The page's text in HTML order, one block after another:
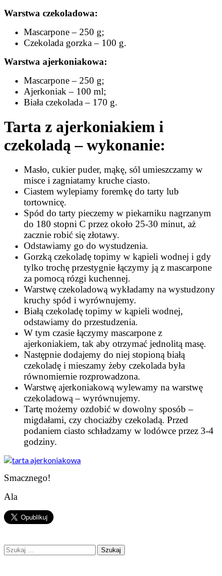
Warstwa czekoladowa:
Mascarpone – 250 g;
Czekolada gorzka – 100 g.
Warstwa ajerkoniakowa:
Mascarpone – 250 g;
Ajerkoniak – 100 ml;
Biała czekolada – 170 g.
Tarta z ajerkoniakiem i
czekoladą – wykonanie:
Masło, cukier puder, mąkę, sól umieszczamy w
misce i zagniatamy kruche ciasto.
Ciastem wylepiamy foremkę do tarty lub
tortownicę.
Spód do tarty pieczemy w piekarniku nagrzanym
do 180 stopni C przez około 25-30 minut, aż
zacznie robić się złotawy.
Odstawiamy go do wystudzenia.
Gorzką czekoladę topimy w kąpieli wodnej i gdy
tylko trochę przestygnie łączymy ją z mascarpone
za pomocą rózgi kuchennej.
Warstwę czekoladową wykładamy na wystudzony
kruchy spód i wyrównujemy.
Białą czekoladę topimy w kąpieli wodnej,
odstawiamy do przestudzenia.
W tym czasie łączymy mascarpone z
ajerkoniakiem, tak aby otrzymać jednolitą masę.
Następnie dodajemy do niej stopioną białą
czekoladę i mieszamy żeby czekolada była
równomiernie rozprowadzona.
Warstwę ajerkoniakową wylewamy na warstwę
czekoladową – wyrównujemy.
Tartę możemy ozdobić w dowolny sposób –
migdałami, czy chociażby czekoladą. Przed
podaniem ciasto schładzamy w lodówce przez 3-4
godziny.
Smacznego!
Ala
Szukaj: